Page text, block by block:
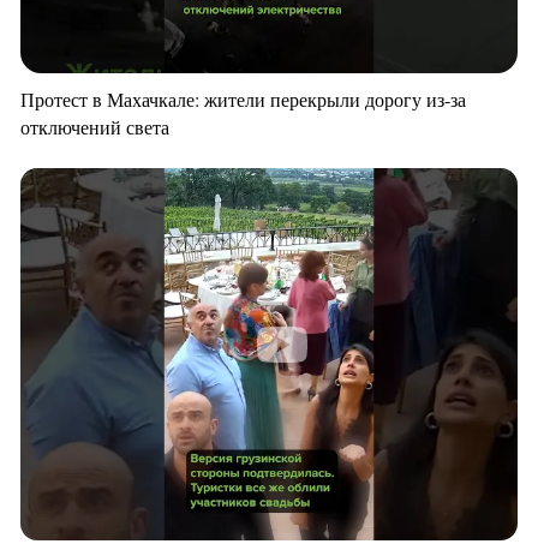
Протест в Махачкале: жители перекрыли дорогу из-за
отключений света